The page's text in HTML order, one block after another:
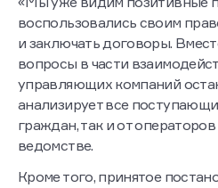
«Мы уже видим позитивные
воспользовались своим
и заключать договоры.
вопросы в части
управляющих компаний
анализирует все
граждан, так и от операторов